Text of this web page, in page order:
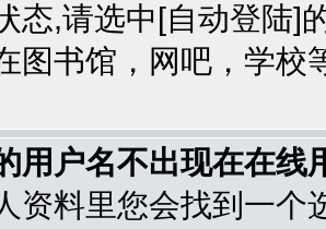
态,请选中[自动登陆]
图书馆，网吧，学
用户名不出现在在线
资料里您会找到一个